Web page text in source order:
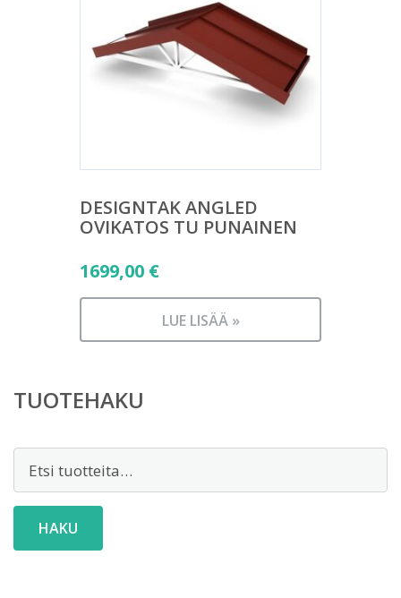
DESIGNTAK ANGLED
OVIKATOS TU PUNAINEN
1699,00 €
LUE LISÄÄ »
TUOTEHAKU
HAKU